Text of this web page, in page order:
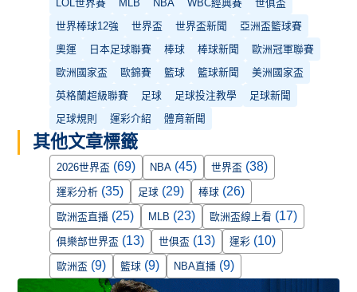
LOL世界賽
MLB NBA WBC經典賽
世俱盃
世界棒球12強
世界盃 世界盃新聞
亞洲盃籃球賽
奧運
日本足球聯賽 棒球 棒球新聞
歐洲冠軍聯賽
歐洲國家盃
歐錦賽 籃球 籃球新聞
美洲國家盃
英格蘭超級聯賽
足球 足球投注教學
足球新聞
足球規則
運彩介紹 體育新聞
其他文章標籤
2026世界盃 (69) NBA (45) 世界盃 (38)
運彩分析 (35) 足球 (29) 棒球 (26)
歐洲盃直播 (25) MLB (23) 歐洲盃線上看 (17)
俱樂部世界盃 (13) 世俱盃 (13) 運彩 (10)
歐洲盃 (9) 籃球 (9) NBA直播 (9)